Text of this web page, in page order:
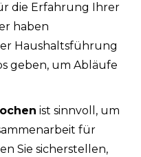
die Erfahrung Ihrer
haben
Haushaltsführung
geben, um Abläufe
ist sinnvoll, um
für
Sie sicherstellen,